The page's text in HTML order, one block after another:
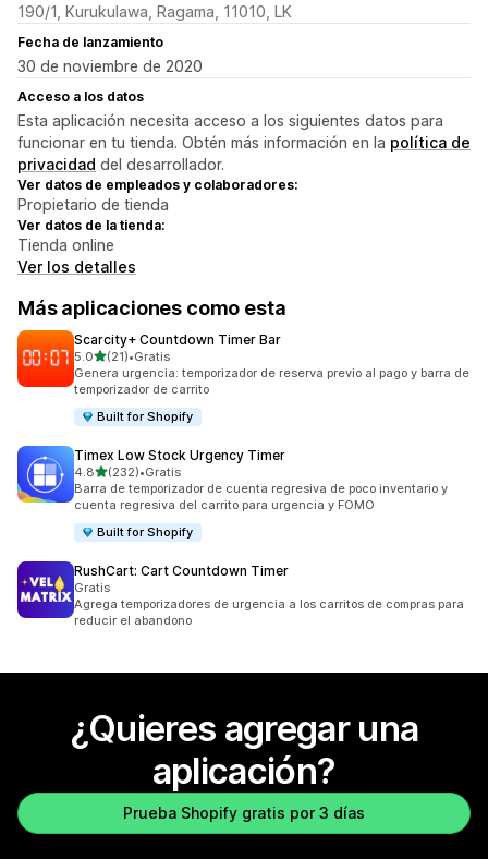
190/1, Kurukulawa, Ragama, 11010, LK
Fecha de lanzamiento
30 de noviembre de 2020
Acceso a los datos
Esta aplicación necesita acceso a los siguientes datos para
funcionar en tu tienda. Obtén más información en la política de
privacidad del desarrollador.
Ver datos de empleados y colaboradores:
Propietario de tienda
Ver datos de la tienda:
Tienda online
Ver los detalles
Más aplicaciones como esta
Scarcity+ Countdown Timer Bar
5.0de 5 estrellas
(21)
21 reseñas en total
•Gratis
Genera urgencia: temporizador de reserva previo al pago y barra de
temporizador de carrito
Built for Shopify
Timex Low Stock Urgency Timer
4.8de 5 estrellas
(232)
232 reseñas en total
•Gratis
Barra de temporizador de cuenta regresiva de poco inventario y
cuenta regresiva del carrito para urgencia y FOMO
Built for Shopify
RushCart: Cart Countdown Timer
Gratis
Agrega temporizadores de urgencia a los carritos de compras para
reducir el abandono
¿Quieres agregar una
aplicación?
Prueba Shopify gratis por 3 días